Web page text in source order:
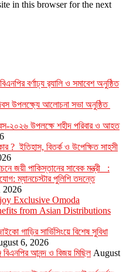
in this browser for the next
বর্ণাঢ্য র‍্যালি ও সমাবেশ অনুষ্ঠিত
উপলক্ষ্যে আলোচনা সভা অনুষ্ঠিত
২০২৬ উপলক্ষে শহীদ পরিবার ও আহত
? ইতিহাস, বিতর্ক ও উপেক্ষিত সাহসী
জয়ী পাকিস্তানের সাবেক মন্ত্রী :
ম্যানচেস্টার পুলিশি তদন্তে
2026
Exclusive Omoda
from Asian Distributions
গাড়ির সার্ভিসিংয়ে বিশেষ সুবিধা
6, 2026
বিএনপির আনন্দ ও বিজয় মিছিল August